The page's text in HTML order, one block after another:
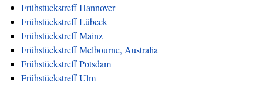
Frühstückstreff Hannover
Frühstückstreff Lübeck
Frühstückstreff Mainz
Frühstückstreff Melbourne, Australia
Frühstückstreff Potsdam
Frühstückstreff Ulm